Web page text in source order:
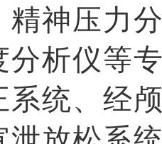
精神压力
分析仪等
系统、经